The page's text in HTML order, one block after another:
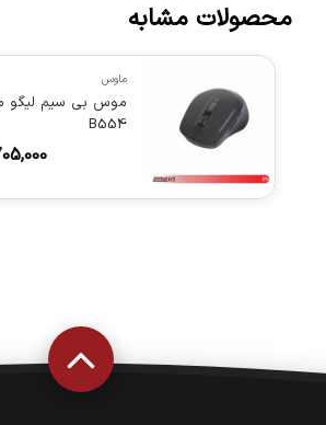
محصولات مشابه
ماوس
موس بی سیم لیگو
B554